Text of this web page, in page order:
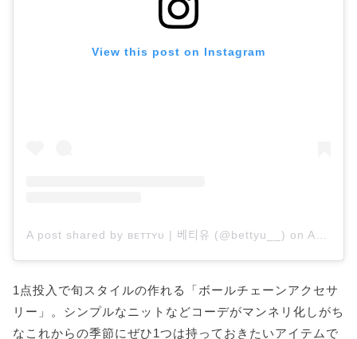
View this post on Instagram
A post shared by ʙᴇᴛᴛʏᴜ | 베티유 (@bettyu__) on Apr 21, 2020 at 5:34pm PDT
1点投入で旬スタイルの作れる「ボールチェーンアクセサ
リー」。シンプルなニットなどコーデがマンネリ化しがち
なこれからの季節にぜひ1つは持っておきたいアイテムで